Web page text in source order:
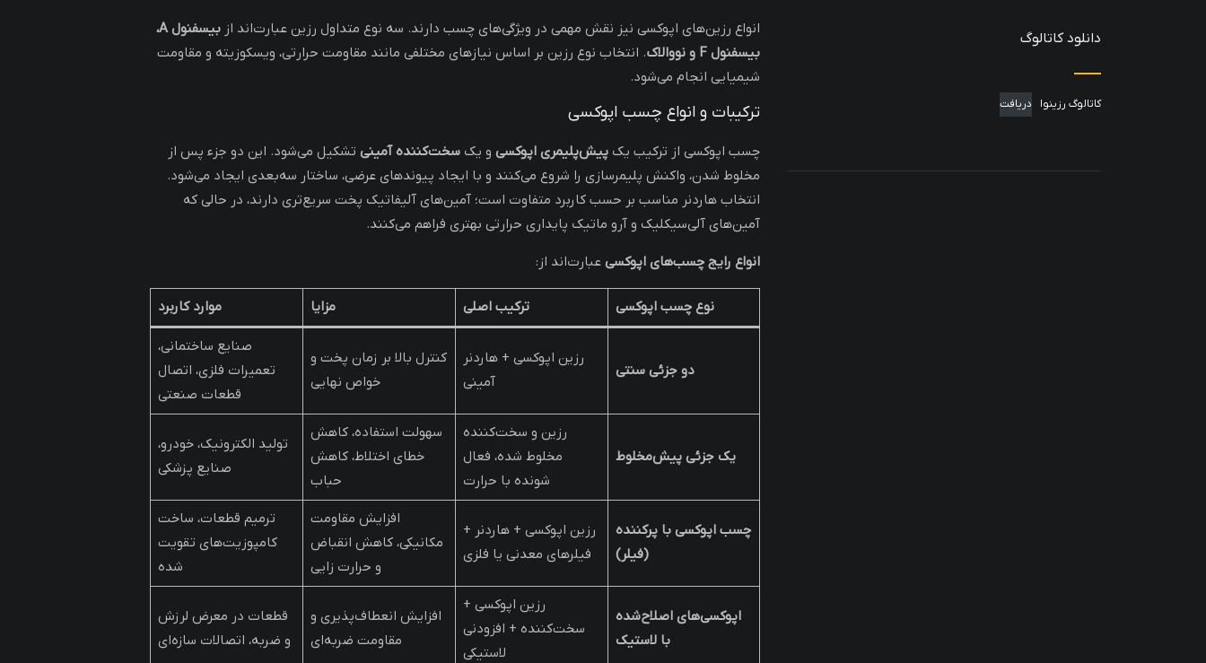
انواع رزین‌های اپوکسی نیز نقش مهمی در ویژگی‌های چسب دارند. سه نوع متداول رزین عبارت‌اند از
بیسفنول A،
بیسفنول F و نووالاک
. انتخاب نوع رزین بر اساس نیازهای مختلفی مانند مقاومت حرارتی، ویسکوزیته و مقاومت
شیمیایی انجام می‌شود.
ترکیبات و انواع چسب اپوکسی
چسب اپوکسی از ترکیب یک پیش‌پلیمری اپوکسی و یک سخت‌کننده آمینی تشکیل می‌شود. این دو جزء پس از
مخلوط شدن، واکنش پلیمرسازی را شروع می‌کنند و با ایجاد پیوندهای عرضی، ساختار سه‌بعدی ایجاد می‌شود.
انتخاب هاردنر مناسب بر حسب کاربرد متفاوت است؛ آمین‌های آلیفاتیک پخت سریع‌تری دارند، در حالی که
آمین‌های آلی‌سیکلیک و آرو ماتیک پایداری حرارتی بهتری فراهم می‌کنند.
انواع رایج چسب‌های اپوکسی عبارت‌اند از:
نوع چسب اپوکسی ترکیب اصلی مزایا موارد کاربرد
دو جزئی سنتی
رزین اپوکسی + هاردنر
آمینی
کنترل بالا بر زمان پخت و
خواص نهایی
صنایع ساختمانی،
تعمیرات فلزی، اتصال
قطعات صنعتی
یک جزئی پیش‌مخلوط
رزین و سخت‌کننده
مخلوط شده، فعال
شونده با حرارت
سهولت استفاده، کاهش
خطای اختلاط، کاهش
حباب
تولید الکترونیک، خودرو،
صنایع پزشکی
چسب اپوکسی با پرکننده
(فیلر)
رزین اپوکسی + هاردنر +
فیلرهای معدنی یا فلزی
افزایش مقاومت
مکانیکی، کاهش انقباض
و حرارت زایی
ترمیم قطعات، ساخت
کامپوزیت‌های تقویت
شده
اپوکسی‌های اصلاح‌شده
با لاستیک
رزین اپوکسی +
سخت‌کننده + افزودنی
لاستیکی
افزایش انعطاف‌پذیری و
مقاومت ضربه‌ای
قطعات در معرض لرزش
و ضربه، اتصالات سازه‌ای
دانلود کاتالوگ
کاتالوگ رزینوا دریافت